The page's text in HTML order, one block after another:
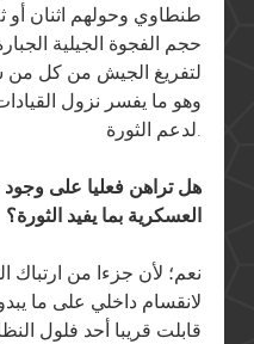
طنطاوي وحولهم اثنان أو
حجم الفجوة الجيلية
لتفريغ الجيش من كل من
لدعم الثورة.
هل تراهن فعليا على
العسكرية بما يفيد الثورة؟
نعم؛ لأن جزءا من ارتباك
لانقسام داخلي على ما
قابلت قريبا أحد فلول